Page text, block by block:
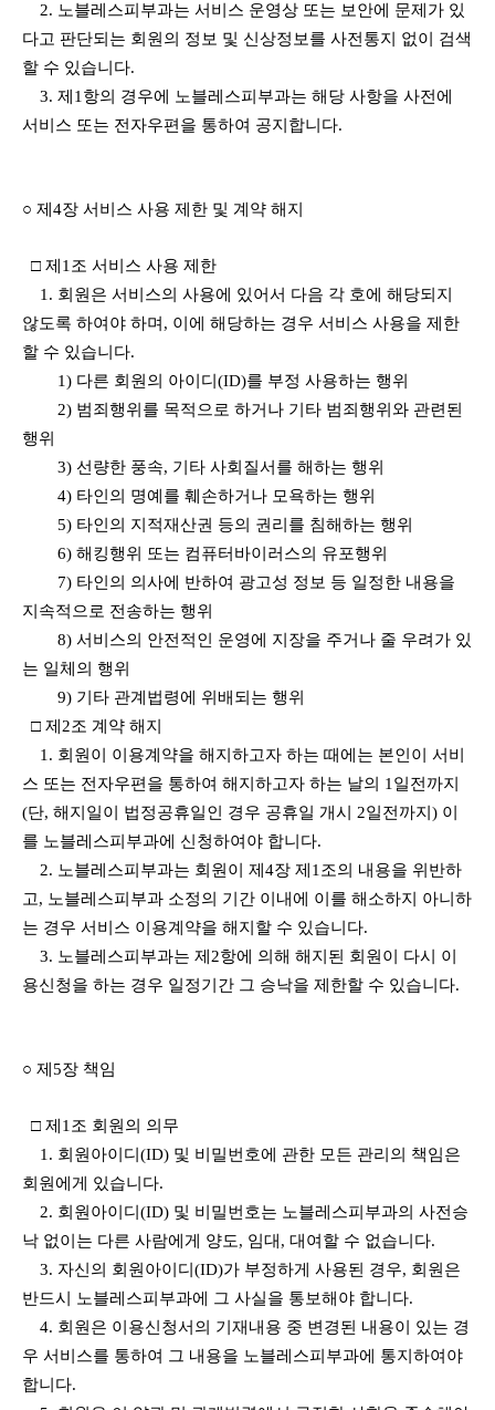
2. 노블레스피부과는 서비스 운영상 또는 보안에 문제가 있
다고 판단되는 회원의 정보 및 신상정보를 사전통지 없이 검색
할 수 있습니다.
3. 제1항의 경우에 노블레스피부과는 해당 사항을 사전에
서비스 또는 전자우편을 통하여 공지합니다.
○ 제4장 서비스 사용 제한 및 계약 해지
□ 제1조 서비스 사용 제한
1. 회원은 서비스의 사용에 있어서 다음 각 호에 해당되지
않도록 하여야 하며, 이에 해당하는 경우 서비스 사용을 제한
할 수 있습니다.
1) 다른 회원의 아이디(ID)를 부정 사용하는 행위
2) 범죄행위를 목적으로 하거나 기타 범죄행위와 관련된
행위
3) 선량한 풍속, 기타 사회질서를 해하는 행위
4) 타인의 명예를 훼손하거나 모욕하는 행위
5) 타인의 지적재산권 등의 권리를 침해하는 행위
6) 해킹행위 또는 컴퓨터바이러스의 유포행위
7) 타인의 의사에 반하여 광고성 정보 등 일정한 내용을
지속적으로 전송하는 행위
8) 서비스의 안전적인 운영에 지장을 주거나 줄 우려가 있
는 일체의 행위
9) 기타 관계법령에 위배되는 행위
□ 제2조 계약 해지
1. 회원이 이용계약을 해지하고자 하는 때에는 본인이 서비
스 또는 전자우편을 통하여 해지하고자 하는 날의 1일전까지
(단, 해지일이 법정공휴일인 경우 공휴일 개시 2일전까지) 이
를 노블레스피부과에 신청하여야 합니다.
2. 노블레스피부과는 회원이 제4장 제1조의 내용을 위반하
고, 노블레스피부과 소정의 기간 이내에 이를 해소하지 아니하
는 경우 서비스 이용계약을 해지할 수 있습니다.
3. 노블레스피부과는 제2항에 의해 해지된 회원이 다시 이
용신청을 하는 경우 일정기간 그 승낙을 제한할 수 있습니다.
○ 제5장 책임
□ 제1조 회원의 의무
1. 회원아이디(ID) 및 비밀번호에 관한 모든 관리의 책임은
회원에게 있습니다.
2. 회원아이디(ID) 및 비밀번호는 노블레스피부과의 사전승
낙 없이는 다른 사람에게 양도, 임대, 대여할 수 없습니다.
3. 자신의 회원아이디(ID)가 부정하게 사용된 경우, 회원은
반드시 노블레스피부과에 그 사실을 통보해야 합니다.
4. 회원은 이용신청서의 기재내용 중 변경된 내용이 있는 경
우 서비스를 통하여 그 내용을 노블레스피부과에 통지하여야
합니다.